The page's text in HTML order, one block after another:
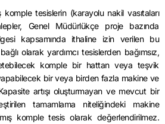
komple tesislerin (karayolu nakil vasıtaları
Genel Müdürlükçe proje bazında
kapsamında ithaline izin verilen bu
olarak yardımcı tesislerden bağımsız,
komple bir hattan veya teşvik
bir veya birden fazla makine ve
artışı oluşturmayan ve mevcut bir
tamamlama niteliğindeki makine
komple tesis olarak değerlendirilmez.